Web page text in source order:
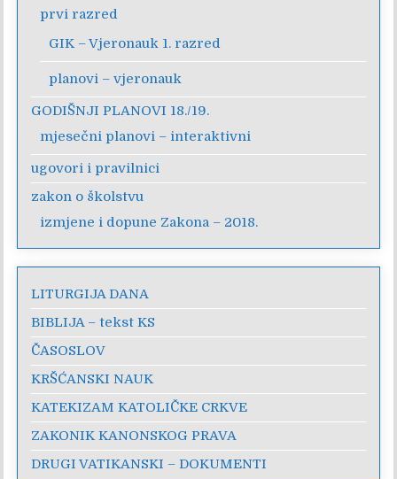
prvi razred
GIK – Vjeronauk 1. razred
planovi – vjeronauk
GODIŠNJI PLANOVI 18./19.
mjesečni planovi – interaktivni
ugovori i pravilnici
zakon o školstvu
izmjene i dopune Zakona – 2018.
LITURGIJA DANA
BIBLIJA – tekst KS
ČASOSLOV
KRŠĆANSKI NAUK
KATEKIZAM KATOLIČKE CRKVE
ZAKONIK KANONSKOG PRAVA
DRUGI VATIKANSKI – DOKUMENTI